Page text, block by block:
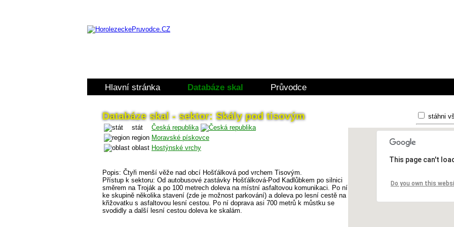
Hlavní stránka Databáze skal Průvodce
stáhni
Databáze skal - sektor: Skály pod tisovým
stát
Česká republika
region Moravské pískovce
oblast Hostýnské vrchy
Popis: Čtyři menší věže nad obcí Hošťálková pod vrchem Tisovým.
Přístup k sektoru: Od autobusové zastávky Hošťálková-Pod Kadlůbkem po silnici
směrem na Troják a po 100 metrech doleva na místní asfaltovou komunikaci. Po ní
ke skupině několika stavení (zde je možnost parkování) a doleva po lesní cestě na
křižovatku s asfaltovou lesní cestou. Po ní doprava asi 700 metrů k můstku se
svodidly a další lesní cestou doleva ke skalám.
This page can't
Do you own this